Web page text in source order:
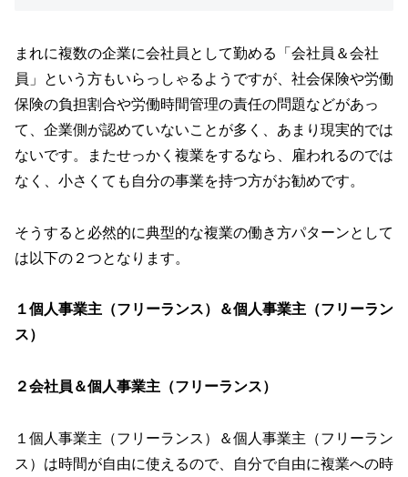
まれに複数の企業に会社員として勤める「会社員＆会社
員」という方もいらっしゃるようですが、社会保険や労働
保険の負担割合や労働時間管理の責任の問題などがあっ
て、企業側が認めていないことが多く、あまり現実的では
ないです。またせっかく複業をするなら、雇われるのでは
なく、小さくても自分の事業を持つ方がお勧めです。
そうすると必然的に典型的な複業の働き方パターンとして
は以下の２つとなります。
１個人事業主（フリーランス）＆個人事業主（フリーラン
ス）
２会社員＆個人事業主（フリーランス）
１個人事業主（フリーランス）＆個人事業主（フリーラン
ス）は時間が自由に使えるので、自分で自由に複業への時